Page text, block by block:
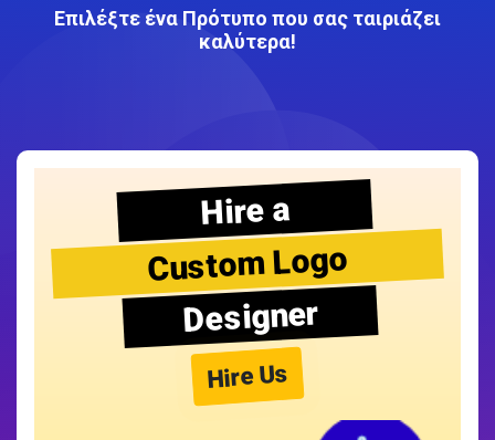
Επιλέξτε ένα Πρότυπο που σας ταιριάζει
καλύτερα!
Hire a
Custom Logo
Designer
Hire Us